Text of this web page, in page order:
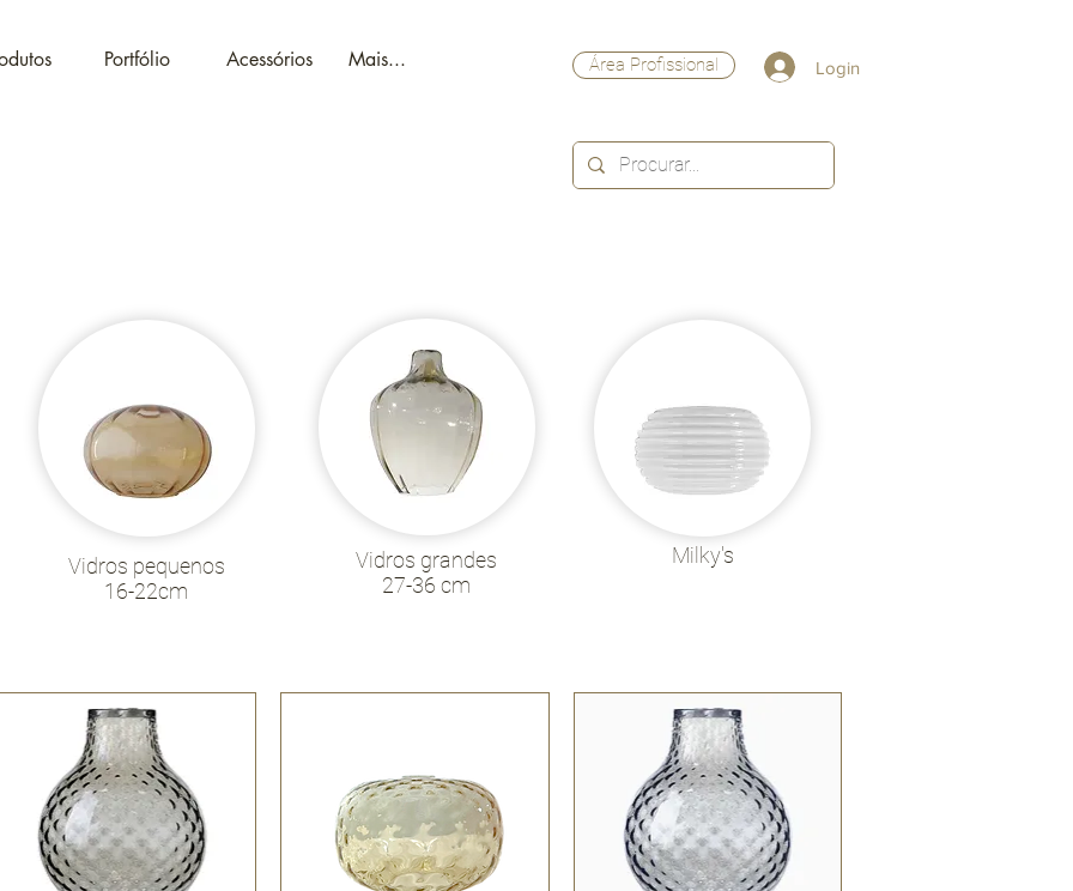
Portfólio Acessórios Mais... Área Profissional Login
Vidros pequenos
16-22cm
Vidros grandes
27-36 cm
Milky's